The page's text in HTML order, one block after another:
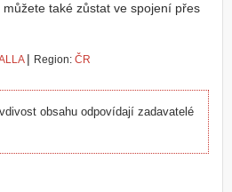
také zůstat ve spojení přes
| Region: ČR
obsahu odpovídají zadavatelé